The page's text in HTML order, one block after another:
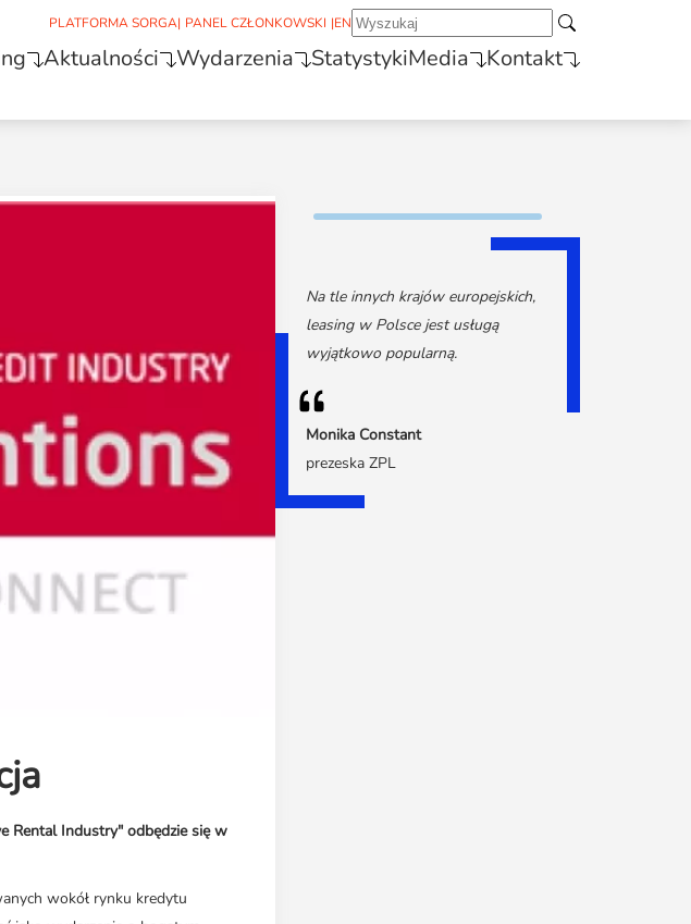
PLATFORMA SORGA| PANEL CZŁONKOWSKI |EN
Aktualności Wydarzenia StatystykiMedia Kontakt
Rental Industry" odbędzie się w
wokół rynku kredytu
Na tle innych krajów europejskich,
leasing w Polsce jest usługą
wyjątkowo popularną.
Monika Constant
prezeska ZPL